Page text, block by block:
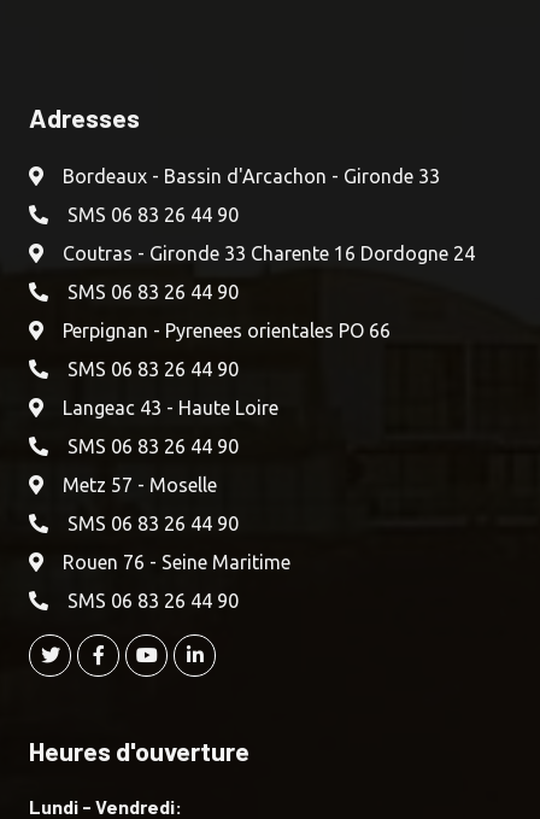
Adresses
Bordeaux - Bassin d'Arcachon - Gironde 33
SMS 06 83 26 44 90
Coutras - Gironde 33 Charente 16 Dordogne 24
SMS 06 83 26 44 90
Perpignan - Pyrenees orientales PO 66
SMS 06 83 26 44 90
Langeac 43 - Haute Loire
SMS 06 83 26 44 90
Metz 57 - Moselle
SMS 06 83 26 44 90
Rouen 76 - Seine Maritime
SMS 06 83 26 44 90
Heures d'ouverture
Lundi - Vendredi: